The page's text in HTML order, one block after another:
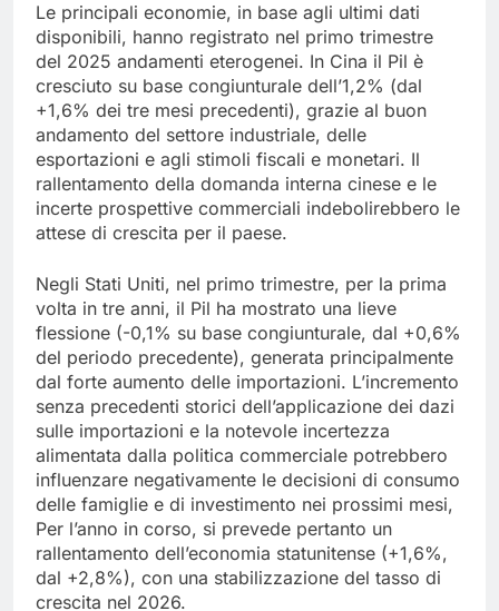
Le principali economie, in base agli ultimi dati
disponibili, hanno registrato nel primo trimestre
del 2025 andamenti eterogenei. In Cina il Pil è
cresciuto su base congiunturale dell’1,2% (dal
+1,6% dei tre mesi precedenti), grazie al buon
andamento del settore industriale, delle
esportazioni e agli stimoli fiscali e monetari. Il
rallentamento della domanda interna cinese e le
incerte prospettive commerciali indebolirebbero le
attese di crescita per il paese.
Negli Stati Uniti, nel primo trimestre, per la prima
volta in tre anni, il Pil ha mostrato una lieve
flessione (-0,1% su base congiunturale, dal +0,6%
del periodo precedente), generata principalmente
dal forte aumento delle importazioni. L’incremento
senza precedenti storici dell’applicazione dei dazi
sulle importazioni e la notevole incertezza
alimentata dalla politica commerciale potrebbero
influenzare negativamente le decisioni di consumo
delle famiglie e di investimento nei prossimi mesi,
Per l’anno in corso, si prevede pertanto un
rallentamento dell’economia statunitense (+1,6%,
dal +2,8%), con una stabilizzazione del tasso di
crescita nel 2026.